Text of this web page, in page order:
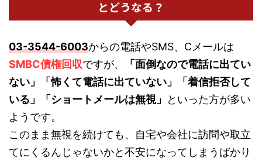
とどうなる？
03-3544-6003からの電話やSMS、Cメールは
SMBC債権回収ですが、
「面倒なので電話に出てい
ない」「怖くて電話に出ていない」「着信拒否して
いる」「ショートメールは無視」
といった方が多い
ようです。
このまま無視を続けても、自宅や会社に訪問や取立
てにくるんじゃないかと不安になってしまうばかり